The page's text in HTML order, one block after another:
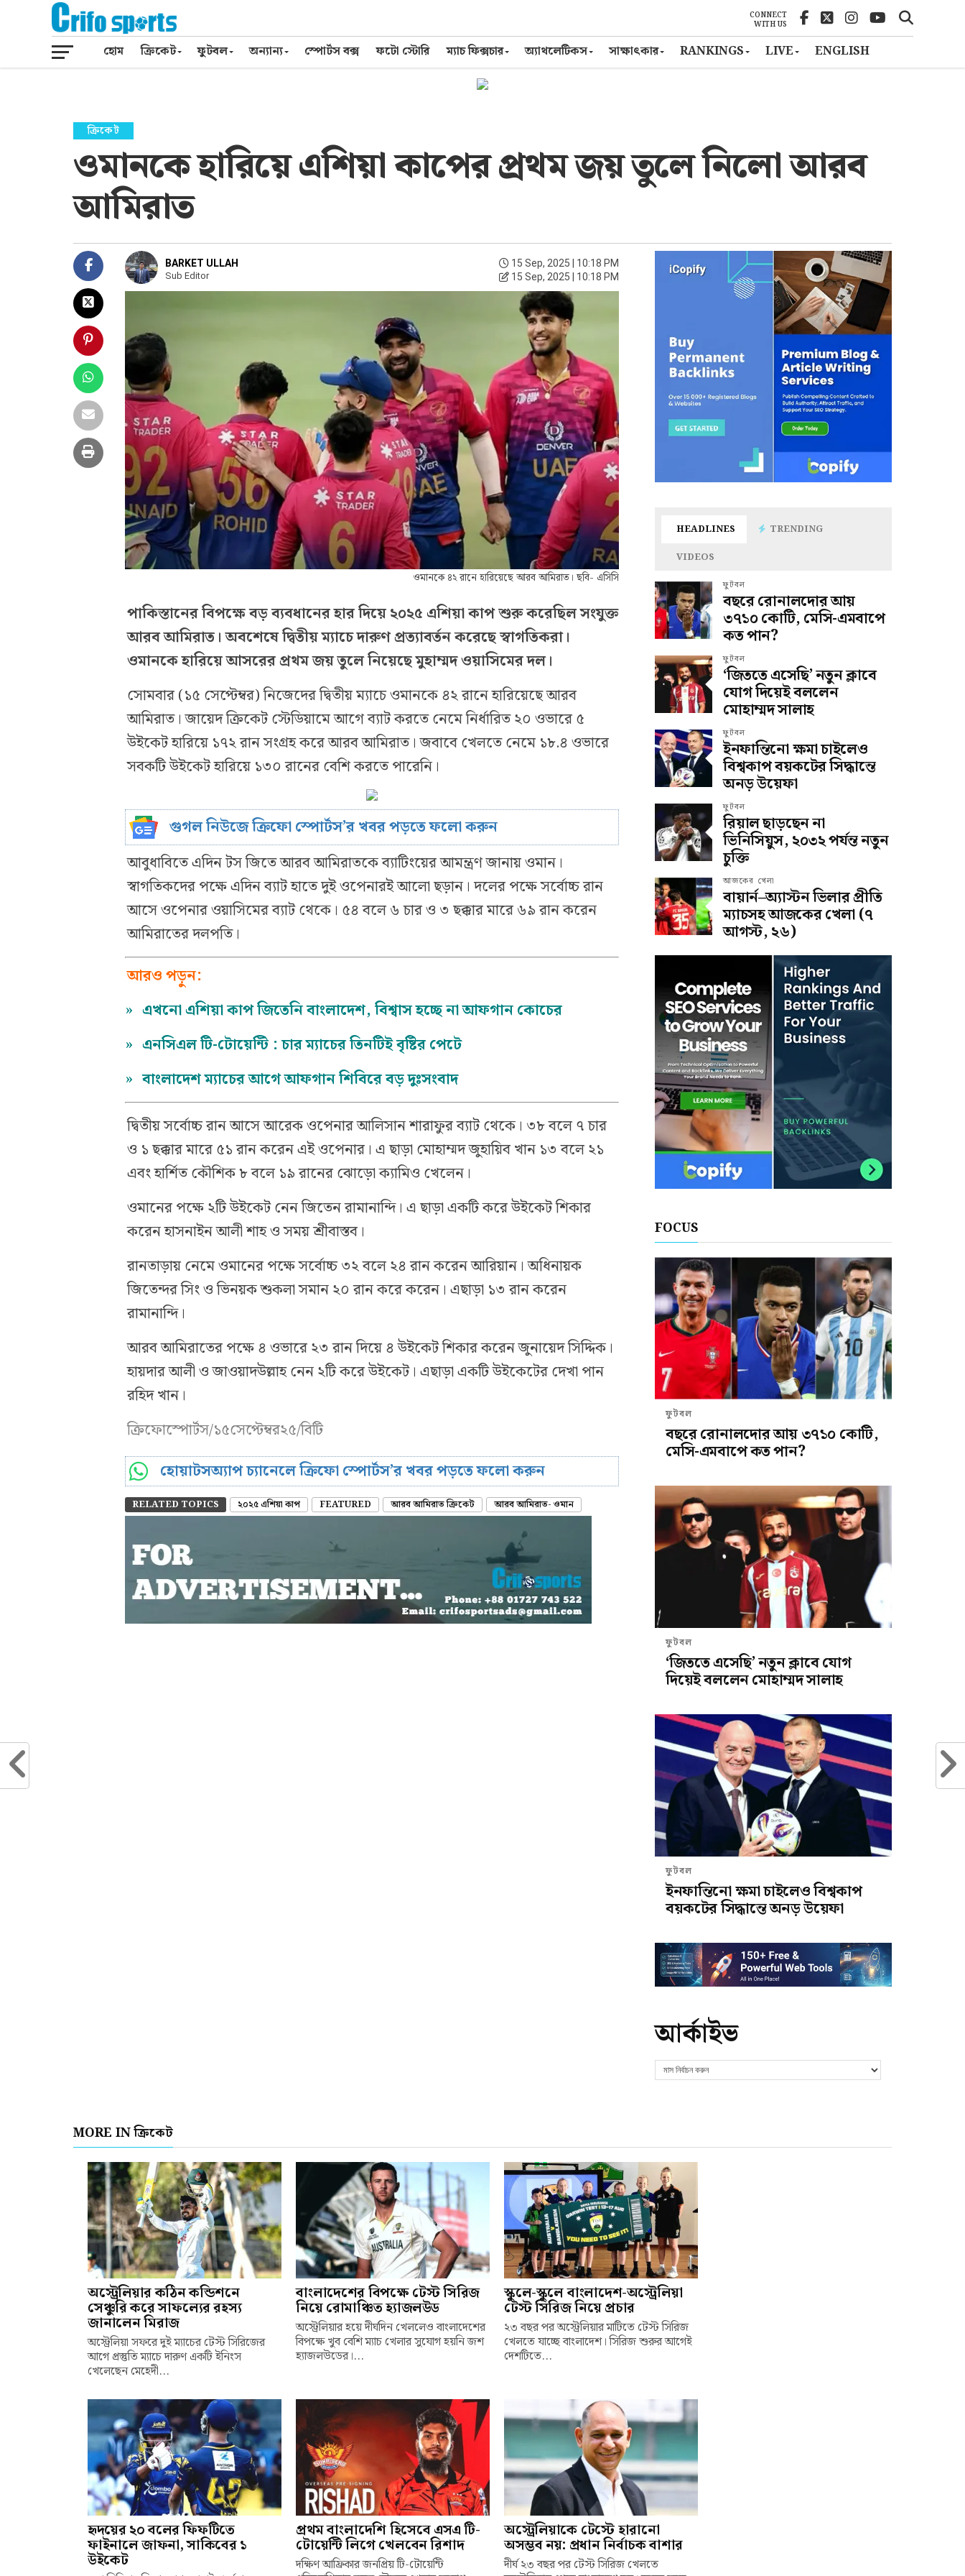
CONNECT
WITH US
হোম ক্রিকেট ফুটবল অন্যান্য স্পোর্টস বক্স ফটো স্টোরি ম্যাচ ফিক্সচার অ্যাথলেটিকস সাক্ষাৎকার RANKINGS LIVE ENGLISH
ক্রিকেট
ওমানকে হারিয়ে এশিয়া কাপের প্রথম জয় তুলে নিলো আরব
আমিরাত
BARKET ULLAH
Sub Editor
15 Sep, 2025 | 10:18 PM
15 Sep, 2025 | 10:18 PM
ওমানকে ৪২ রানে হারিয়েছে আরব আমিরাত। ছবি- এসিসি
পাকিস্তানের বিপক্ষে বড় ব্যবধানের হার দিয়ে ২০২৫ এশিয়া কাপ শুরু করেছিল সংযুক্ত
আরব আমিরাত। অবশেষে দ্বিতীয় ম্যাচে দারুণ প্রত্যাবর্তন করেছে স্বাগতিকরা।
ওমানকে হারিয়ে আসরের প্রথম জয় তুলে নিয়েছে মুহাম্মদ ওয়াসিমের দল।
সোমবার (১৫ সেপ্টেম্বর) নিজেদের দ্বিতীয় ম্যাচে ওমানকে ৪২ রানে হারিয়েছে আরব
আমিরাত। জায়েদ ক্রিকেট স্টেডিয়ামে আগে ব্যাট করতে নেমে নির্ধারিত ২০ ওভারে ৫
উইকেট হারিয়ে ১৭২ রান সংগ্রহ করে আরব আমিরাত। জবাবে খেলতে নেমে ১৮.৪ ওভারে
সবকটি উইকেট হারিয়ে ১৩০ রানের বেশি করতে পারেনি।
গুগল নিউজে ক্রিফো স্পোর্টস’র খবর পড়তে ফলো করুন
আবুধাবিতে এদিন টস জিতে আরব আমিরাতকে ব্যাটিংয়ের আমন্ত্রণ জানায় ওমান।
স্বাগতিকদের পক্ষে এদিন ব্যাট হাতে দুই ওপেনারই আলো ছড়ান। দলের পক্ষে সর্বোচ্চ রান
আসে ওপেনার ওয়াসিমের ব্যাট থেকে। ৫৪ বলে ৬ চার ও ৩ ছক্কার মারে ৬৯ রান করেন
আমিরাতের দলপতি।
আরও পড়ুন:
» এখনো এশিয়া কাপ জিতেনি বাংলাদেশ, বিশ্বাস হচ্ছে না আফগান কোচের
» এনসিএল টি-টোয়েন্টি : চার ম্যাচের তিনটিই বৃষ্টির পেটে
» বাংলাদেশ ম্যাচের আগে আফগান শিবিরে বড় দুঃসংবাদ
দ্বিতীয় সর্বোচ্চ রান আসে আরেক ওপেনার আলিসান শারাফুর ব্যাট থেকে। ৩৮ বলে ৭ চার
ও ১ ছক্কার মারে ৫১ রান করেন এই ওপেনার। এ ছাড়া মোহাম্মদ জুহায়িব খান ১৩ বলে ২১
এবং হার্শিত কৌশিক ৮ বলে ১৯ রানের ঝোড়ো ক্যামিও খেলেন।
ওমানের পক্ষে ২টি উইকেট নেন জিতেন রামানান্দি। এ ছাড়া একটি করে উইকেট শিকার
করেন হাসনাইন আলী শাহ ও সময় শ্রীবাস্তব।
রানতাড়ায় নেমে ওমানের পক্ষে সর্বোচ্চ ৩২ বলে ২৪ রান করেন আরিয়ান। অধিনায়ক
জিতেন্দর সিং ও ভিনয়ক শুকলা সমান ২০ রান করে করেন। এছাড়া ১৩ রান করেন
রামানান্দি।
আরব আমিরাতের পক্ষে ৪ ওভারে ২৩ রান দিয়ে ৪ উইকেট শিকার করেন জুনায়েদ সিদ্দিক।
হায়দার আলী ও জাওয়াদউল্লাহ নেন ২টি করে উইকেট। এছাড়া একটি উইকেটের দেখা পান
রহিদ খান।
ক্রিফোস্পোর্টস/১৫সেপ্টেম্বর২৫/বিটি
হোয়াটসঅ্যাপ চ্যানেলে ক্রিফো স্পোর্টস’র খবর পড়তে ফলো করুন
RELATED TOPICS ২০২৫ এশিয়া কাপ FEATURED আরব আমিরাত ক্রিকেট আরব আমিরাত- ওমান
HEADLINES
TRENDING
VIDEOS
ফুটবল
বছরে রোনালদোর আয়
৩৭১০ কোটি, মেসি-এমবাপে
কত পান?
ফুটবল
‘জিততে এসেছি’ নতুন ক্লাবে
যোগ দিয়েই বললেন
মোহাম্মদ সালাহ
ফুটবল
ইনফান্তিনো ক্ষমা চাইলেও
বিশ্বকাপ বয়কটের সিদ্ধান্তে
অনড় উয়েফা
ফুটবল
রিয়াল ছাড়ছেন না
ভিনিসিয়ুস, ২০৩২ পর্যন্ত নতুন
চুক্তি
আজকের খেলা
বায়ার্ন–অ্যাস্টন ভিলার প্রীতি
ম্যাচসহ আজকের খেলা (৭
আগস্ট, ২৬)
FOCUS
ফুটবল
বছরে রোনালদোর আয় ৩৭১০ কোটি,
মেসি-এমবাপে কত পান?
ফুটবল
‘জিততে এসেছি’ নতুন ক্লাবে যোগ
দিয়েই বললেন মোহাম্মদ সালাহ
ফুটবল
ইনফান্তিনো ক্ষমা চাইলেও বিশ্বকাপ
বয়কটের সিদ্ধান্তে অনড় উয়েফা
আর্কাইভ
MORE IN ক্রিকেট
অস্ট্রেলিয়ার কঠিন কন্ডিশনে
সেঞ্চুরি করে সাফল্যের রহস্য
জানালেন মিরাজ
অস্ট্রেলিয়া সফরে দুই ম্যাচের টেস্ট সিরিজের
আগে প্রস্তুতি ম্যাচে দারুণ একটি ইনিংস
খেলেছেন মেহেদী...
বাংলাদেশের বিপক্ষে টেস্ট সিরিজ
নিয়ে রোমাঞ্চিত হ্যাজলউড
অস্ট্রেলিয়ার হয়ে দীর্ঘদিন খেললেও বাংলাদেশের
বিপক্ষে খুব বেশি ম্যাচ খেলার সুযোগ হয়নি জশ
হ্যাজলউডের।...
স্কুলে-স্কুলে বাংলাদেশ-অস্ট্রেলিয়া
টেস্ট সিরিজ নিয়ে প্রচার
২৩ বছর পর অস্ট্রেলিয়ার মাটিতে টেস্ট সিরিজ
খেলতে যাচ্ছে বাংলাদেশ। সিরিজ শুরুর আগেই
দেশটিতে...
হৃদয়ের ২০ বলের ফিফটিতে
ফাইনালে জাফনা, সাকিবের ১
উইকেট
প্রথম বাংলাদেশি হিসেবে এসএ টি-
টোয়েন্টি লিগে খেলবেন রিশাদ
দক্ষিণ আফ্রিকার জনপ্রিয় টি-টোয়েন্টি
অস্ট্রেলিয়াকে টেস্টে হারানো
অসম্ভব নয়: প্রধান নির্বাচক বাশার
দীর্ঘ ২৩ বছর পর টেস্ট সিরিজ খেলতে